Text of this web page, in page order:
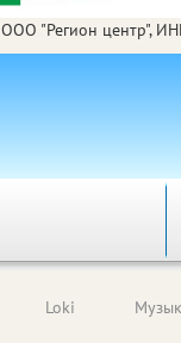
ООО "Регион центр",
Loki